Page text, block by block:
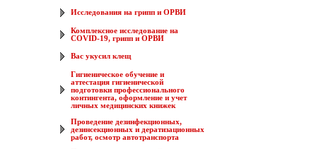
Исследования на грипп и ОРВИ
Комплексное исследование на
COVID-19, грипп и ОРВИ
Вас укусил клещ
Гигиеническое обучение и
аттестация гигиенической
подготовки профессионального
контингента, оформление и учет
личных медицинских книжек
Проведение дезинфекционных,
дезинсекционных и дератизационных
работ, осмотр автотранспорта